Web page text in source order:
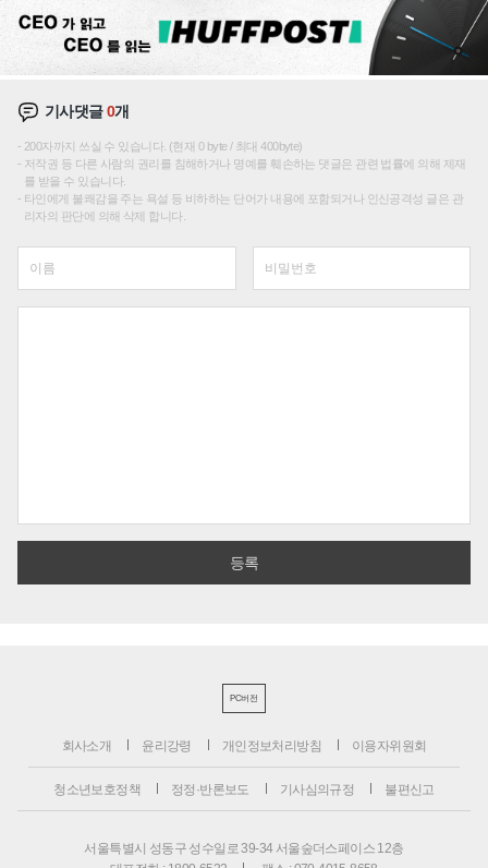
기사댓글0개
200자까지 쓰실 수 있습니다. (현재 0 byte / 최대 400byte)
저작권 등 다른 사람의 권리를 침해하거나 명예를 훼손하는 댓글은 관련 법률에 의해 제재
를 받을 수 있습니다.
타인에게 불쾌감을 주는 욕설 등 비하하는 단어가 내용에 포함되거나 인신공격성 글은 관
리자의 판단에 의해 삭제 합니다.
PC버전
회사소개 윤리강령 개인정보처리방침 이용자위원회
청소년보호정책 정정·반론보도 기사심의규정 불편신고
서울특별시 성동구 성수일로 39-34 서울숲더스페이스 12층